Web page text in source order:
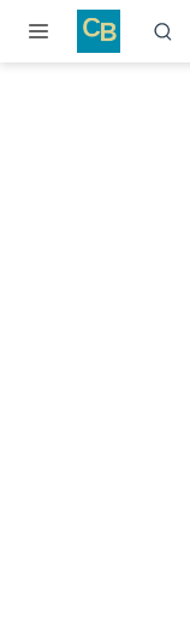
跳至主要內容